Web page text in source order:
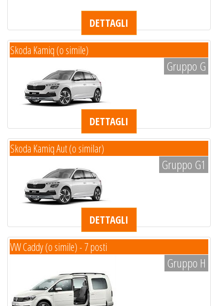
DETTAGLI
Skoda Kamiq (o simile)
Gruppo G
DETTAGLI
Skoda Kamiq Aut (o similar)
Gruppo G1
DETTAGLI
VW Caddy (o simile) - 7 posti
Gruppo H